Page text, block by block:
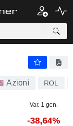
Azioni ROL
Var. 1 gen.
-38,64%